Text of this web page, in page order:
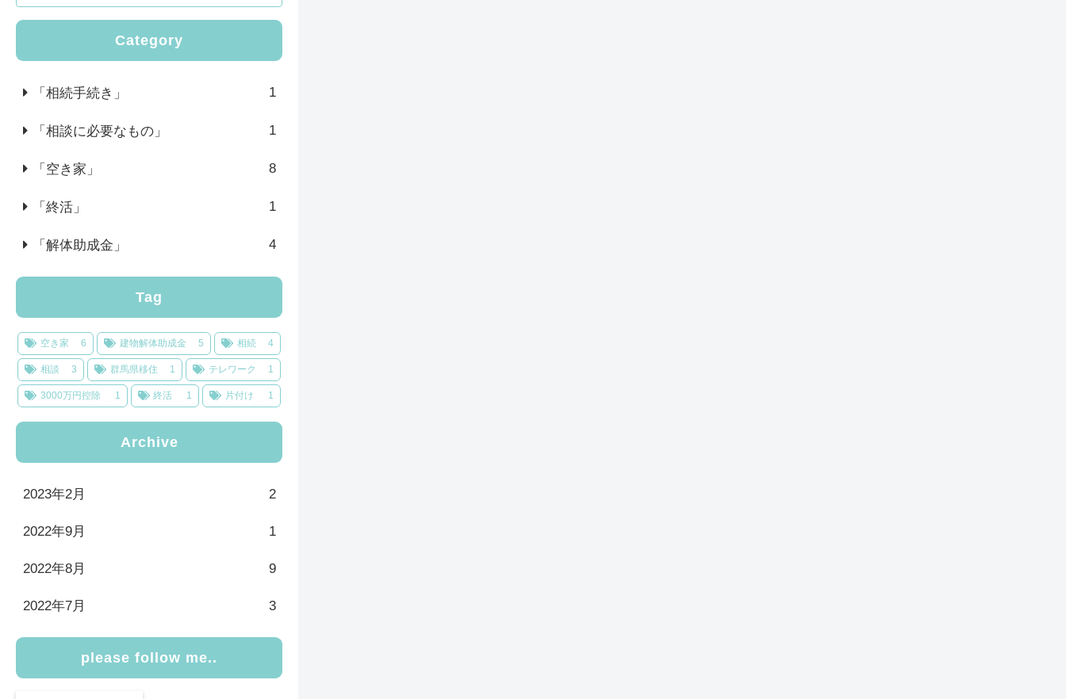
Category
「相続手続き」 1
「相談に必要なもの」 1
「空き家」 8
「終活」 1
「解体助成金」 4
Tag
空き家 6 建物解体助成金 5 相続 4
相談 3 群馬県移住 1 テレワーク 1
3000万円控除 1 終活 1 片付け 1
Archive
2023年2月 2
2022年9月 1
2022年8月 9
2022年7月 3
please follow me..